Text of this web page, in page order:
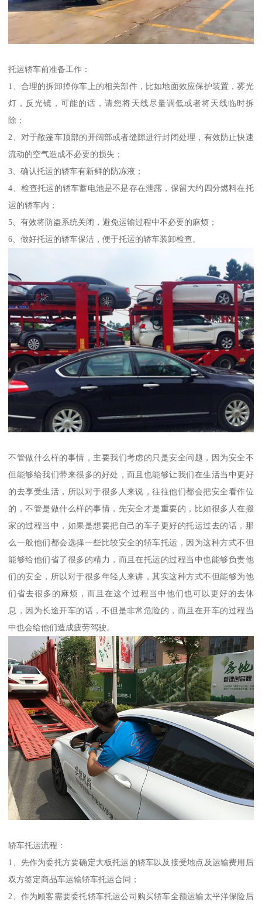
托运轿车前准备工作：
1、合理的拆卸掉你车上的相关部件，比如地面效应保护装置，雾光
灯，反光镜，可能的话，请您将天线尽量调低或者将天线临时拆
除；
2、对于敞篷车顶部的开阔部或者缝隙进行封闭处理，有效防止快速
流动的空气造成不必要的损失；
3、确认托运的轿车有新鲜的防冻液；
4、检查托运的轿车蓄电池是不是存在泄露，保留大约四分燃料在托
运的轿车内；
5、有效将防盗系统关闭，避免运输过程中不必要的麻烦；
6、做好托运的轿车保洁，便于托运的轿车装卸检查。
不管做什么样的事情，主要我们考虑的只是安全问题，因为安全不
但能够给我们带来很多的好处，而且也能够让我们在生活当中更好
的去享受生活，所以对于很多人来说，往往他们都会把安全看作位
的，不管是做什么样的事情，先安全才是重要的，比如很多人在搬
家的过程当中，如果是想要把自己的车子更好的托运过去的话，那
么一般他们都会选择一些比较安全的轿车托运，因为这种方式不但
能够给他们省了很多的精力，而且在托运的过程当中也能够负责他
们的安全，所以对于很多年轻人来讲，其实这种方式不但能够为他
们省去很多的麻烦，而且在这个过程当中他们也可以更好的去休
息，因为长途开车的话，不但是非常危险的，而且在开车的过程当
中也会给他们造成疲劳驾驶。
轿车托运流程：
1、先作为委托方要确定大板托运的轿车以及接受地点及运输费用后
双方签定商品车运输轿车托运合同；
2、作为顾客需要委托轿车托运公司购买轿车全额运输太平洋保险后